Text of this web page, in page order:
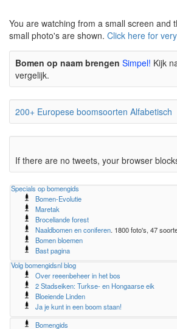
You are watching from a small screen and
small photo's are shown. Click here for
Bomen op naam brengen Simpel! Kijk
vergelijk.
200+ Europese boomsoorten Alfabetisch
If there are no tweets, your browser
Specials op bomengids
Bomen-Evolutie
Maretak
Broceliande forest
Naaldbomen en coniferen. 1800 foto's, 47
Bomen bloemen
Bast pagina
Volg bomengidsnl blog
Over reeenbeheer in het bos
2 Stadseiken: Turkse- en Hongaarse eik
Bloeiende Linden
Ja je kunt in een boom staan!
Bomengids